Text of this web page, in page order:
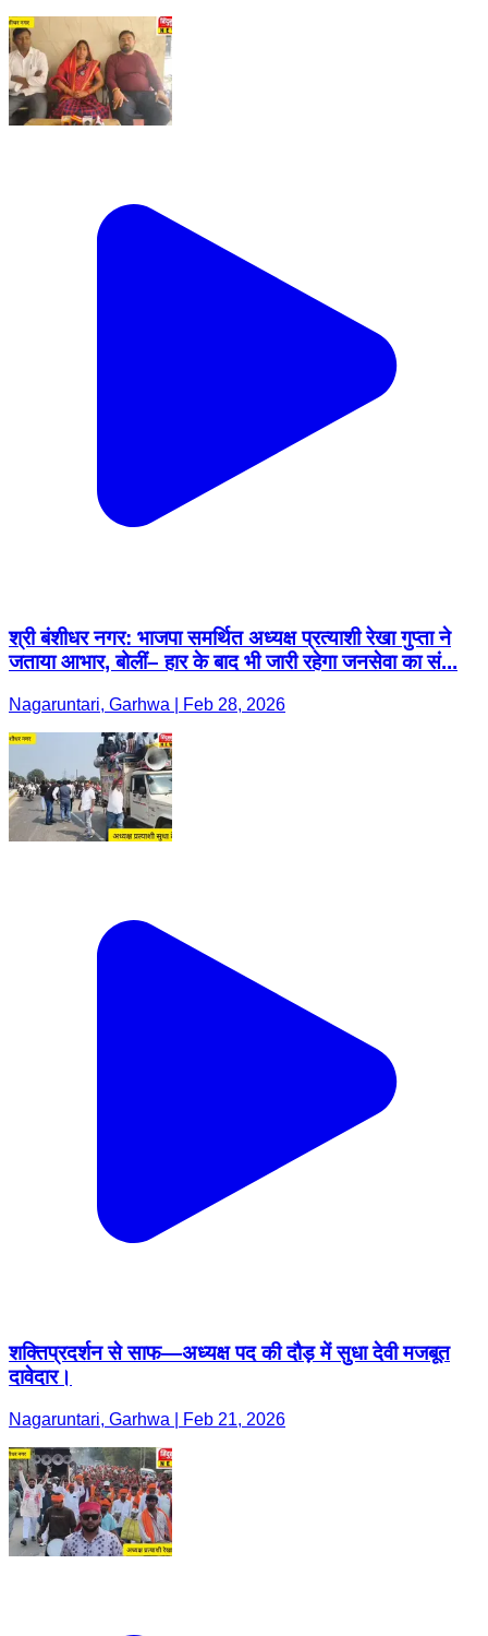
श्री बंशीधर नगर: भाजपा समर्थित अध्यक्ष प्रत्याशी रेखा गुप्ता ने
जताया आभार, बोलीं– हार के बाद भी जारी रहेगा जनसेवा का सं...
Nagaruntari, Garhwa | Feb 28, 2026
शक्तिप्रदर्शन से साफ—अध्यक्ष पद की दौड़ में सुधा देवी मजबूत
दावेदार।
Nagaruntari, Garhwa | Feb 21, 2026